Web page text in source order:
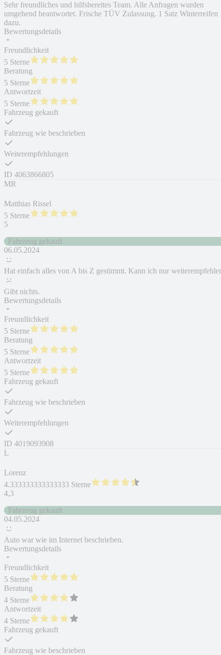
Sehr freundliches und hilfsbereites Team. Alle Anfragen wurden
umgehend beantwortet. Frische TÜV Zulassung. 1 Satz Winterreifen
dazu.
Bewertungsdetails
Freundlichkeit
5 Sterne
Beratung
5 Sterne
Antwortzeit
5 Sterne
Fahrzeug gekauft
Fahrzeug wie beschrieben
Weiterempfehlungen
ID 4063866805
MR
Matthias Rissel
5 Sterne
5
Fahrzeug gekauft
06.05.2024
Hat einfach alles von A bis Z gestimmt. Kann ich nur
Gibt nichts.
Bewertungsdetails
Freundlichkeit
5 Sterne
Beratung
5 Sterne
Antwortzeit
5 Sterne
Fahrzeug gekauft
Fahrzeug wie beschrieben
Weiterempfehlungen
ID 4019093908
L
Lorenz
4.333333333333333 Sterne
4,3
Fahrzeug gekauft
04.05.2024
Auto war wie im Internet beschrieben.
Bewertungsdetails
Freundlichkeit
5 Sterne
Beratung
4 Sterne
Antwortzeit
4 Sterne
Fahrzeug gekauft
Fahrzeug wie beschrieben